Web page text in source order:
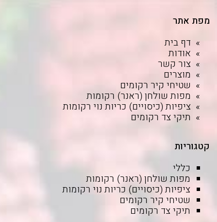
מפת אתר
דף בית
אודות
צור קשר
מוצרים
שטיחי קיר רקומים
מפות שולחן (ראנר) רקומות
ציפיות (כיסויים) כריות נוי רקומות
תיקי צד רקומים
קטגוריות
כללי
מפות שולחן (ראנר) רקומות
ציפיות (כיסויים) כריות נוי רקומות
שטיחי קיר רקומים
תיקי צד רקומים